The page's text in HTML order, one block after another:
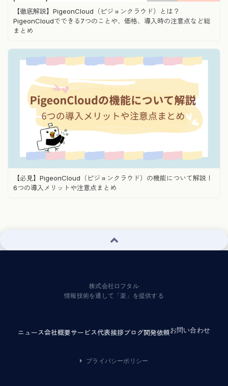
【徹底解説】PigeonCloud（ピジョンクラウド）とは？
PigeonCloudでできる7つのことや、価格、導入時の注意点など総
まとめ
【必見】PigeonCloud（ピジョンクラウド）の機能について解説！
6つの導入メリットや注意点まとめ
株式会社ロフタル
情報技術を通して「楽」を提供する
ニュース会社概要サービス代表挨拶ブログ開発依頼お問い合わせ
プライバシーポリシー